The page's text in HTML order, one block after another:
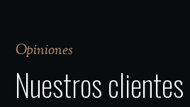
Opiniones
Nuestros clientes